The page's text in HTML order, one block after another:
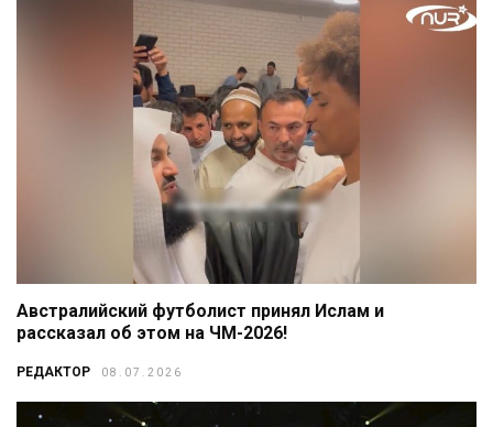
Австралийский футболист принял Ислам и
рассказал об этом на ЧМ-2026!
РЕДАКТОР 08.07.2026